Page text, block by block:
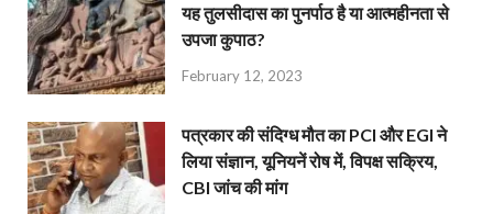
यह तुलसीदास का पुनर्पाठ है या आत्महीनता से
उपजा कुपाठ?
February 12, 2023
पत्रकार की संदिग्ध मौत का PCI और EGI ने
लिया संज्ञान, यूनियनें रोष में, विपक्ष सक्रिय,
CBI जांच की मांग